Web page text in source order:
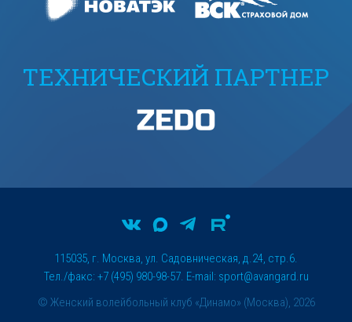
ТЕХНИЧЕСКИЙ ПАРТНЕР
© Женский волейбольный клуб «Динамо» (Москва), 2026
115035, г. Москва, ул. Садовническая, д.24, стр.6.
Тел./факс: +7 (495) 980-98-57. E-mail: sport@avangard.ru